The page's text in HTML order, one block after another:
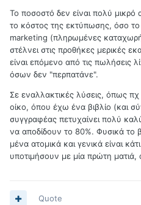
Το ποσοστό δεν είναι πολύ μικρό
το κόστος της εκτύπωσης, όσο το
marketing (πληρωμένες
στέλνει στις προθήκες μερικές
είναι επόμενο από τις πωλήσεις
όσων δεν "περπατάνε".
Σε εναλλακτικές λύσεις, όπως πχ
οίκο, όπου έχω ένα βιβλίο (και
συγγραφέας πετυχαίνει πολύ
να αποδίδουν το 80%. Φυσικά το
μένα ατομικά και γενικά είναι
υποτιμήσουν με μία πρώτη
Quote